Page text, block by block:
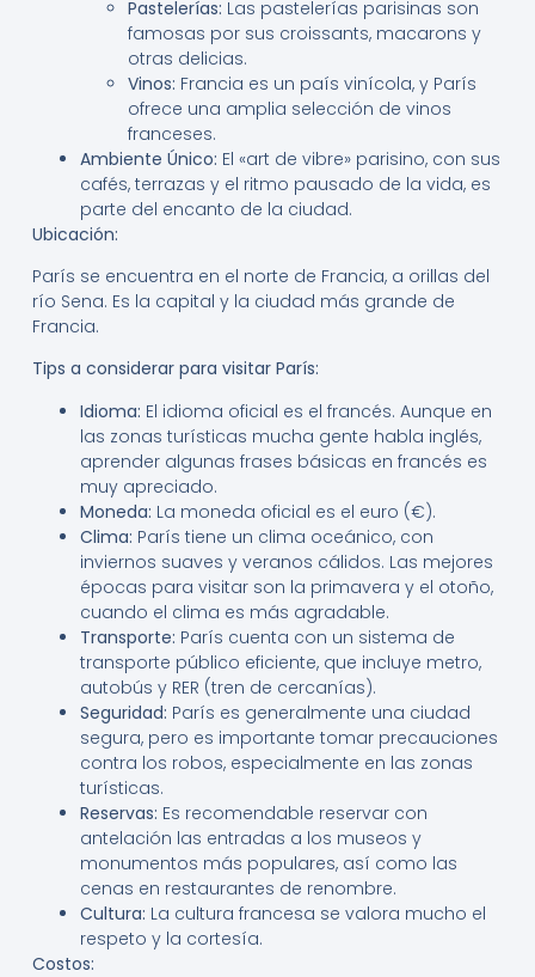
Pastelerías: Las pastelerías parisinas son
famosas por sus croissants, macarons y
otras delicias.
Vinos: Francia es un país vinícola, y París
ofrece una amplia selección de vinos
franceses.
Ambiente Único: El «art de vibre» parisino, con sus
cafés, terrazas y el ritmo pausado de la vida, es
parte del encanto de la ciudad.
Ubicación:
París se encuentra en el norte de Francia, a orillas del
río Sena. Es la capital y la ciudad más grande de
Francia.
Tips a considerar para visitar París:
Idioma: El idioma oficial es el francés. Aunque en
las zonas turísticas mucha gente habla inglés,
aprender algunas frases básicas en francés es
muy apreciado.
Moneda: La moneda oficial es el euro (€).
Clima: París tiene un clima oceánico, con
inviernos suaves y veranos cálidos. Las mejores
épocas para visitar son la primavera y el otoño,
cuando el clima es más agradable.
Transporte: París cuenta con un sistema de
transporte público eficiente, que incluye metro,
autobús y RER (tren de cercanías).
Seguridad: París es generalmente una ciudad
segura, pero es importante tomar precauciones
contra los robos, especialmente en las zonas
turísticas.
Reservas: Es recomendable reservar con
antelación las entradas a los museos y
monumentos más populares, así como las
cenas en restaurantes de renombre.
Cultura: La cultura francesa se valora mucho el
respeto y la cortesía.
Costos: